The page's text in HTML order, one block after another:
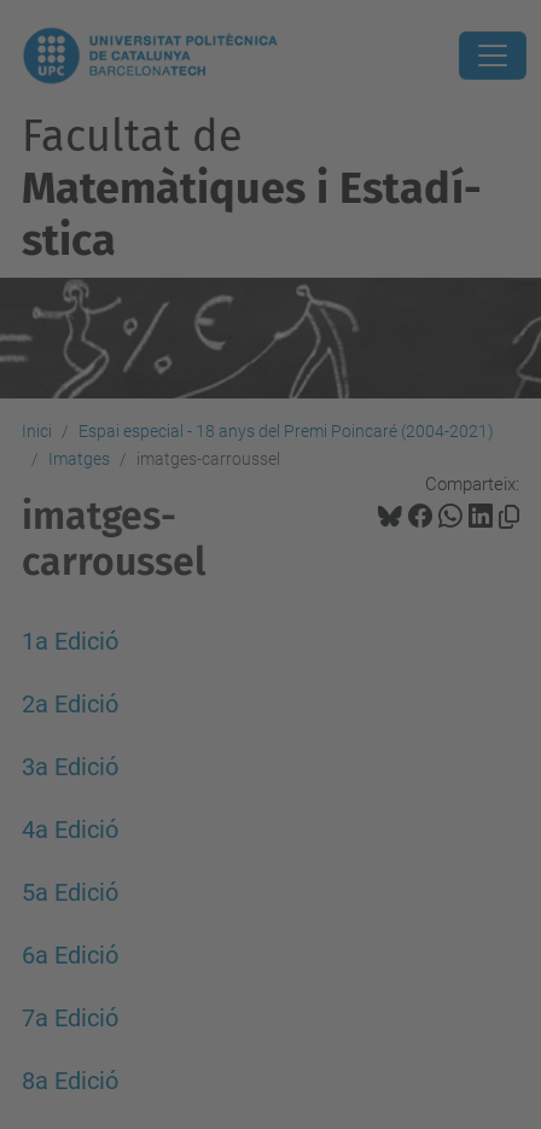
Facultat de
Matemàtiques i Estadí­
stica
Inici
Espai especial - 18 anys del Premi Poincaré (2004-2021)
Imatges
imatges-carroussel
Comparteix:
imatges-
carroussel
1a Edició
2a Edició
3a Edició
4a Edició
5a Edició
6a Edició
7a Edició
8a Edició